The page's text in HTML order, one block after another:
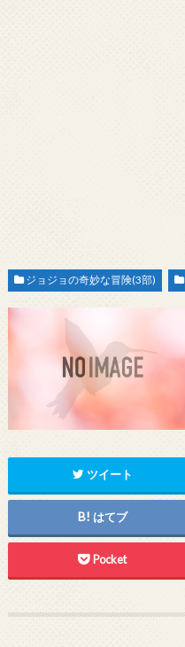
ジョジョの奇妙な冒険(3部)
ツイート
はてブ
Pocket